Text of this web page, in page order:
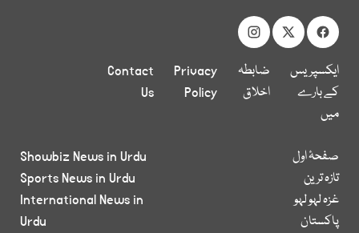
ایکسپریس
کے بارے
میں
ضابطہ
اخلاق
Privacy
Policy
Contact
Us
صفحۂ اول
تازہ ترین
غزہ لہو لہو
پاکستان
Showbiz News in Urdu
Sports News in Urdu
International News in
Urdu